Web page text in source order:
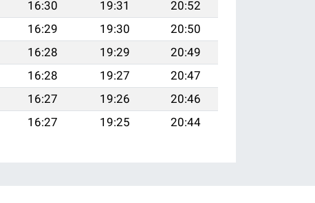
16:30 19:31
20:52
16:29 19:30
20:50
16:28 19:29
20:49
16:28 19:27
20:47
16:27 19:26
20:46
16:27 19:25 20:44